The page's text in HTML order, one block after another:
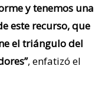
y tenemos una
este recurso, que
el triángulo del
, enfatizó el